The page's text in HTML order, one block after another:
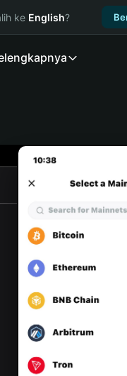
ke English?